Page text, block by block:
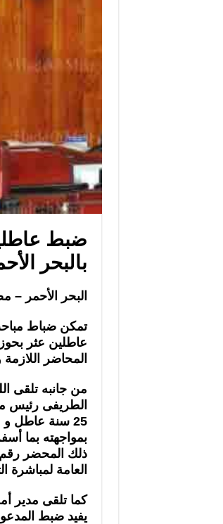
ضبط
بالبحر
البحر الأحمر –
تمكن ضباط
عاطلين عثر
المحاضر
من جانبه تلقى
الطريفى رئيس
بمواجهته بما
العامة لمباشرة
كما تلقى مدير